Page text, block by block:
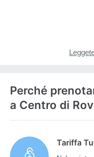
Perché
a Centro di
Tariffa